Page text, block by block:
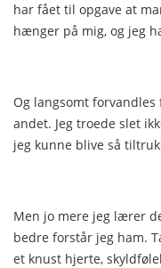
har fået til opgave at
hænger på mig, og jeg
Og langsomt
andet. Jeg troede slet
jeg kunne blive så
Men jo mere jeg lærer
bedre forstår jeg ham.
et knust hjerte,